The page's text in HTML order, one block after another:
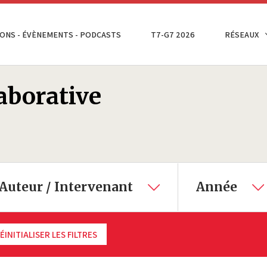
- ÉVÈNEMENTS - PODCASTS T7-G7 2026 RÉSEAUX
/ Intervenant Année
LES FILTRES